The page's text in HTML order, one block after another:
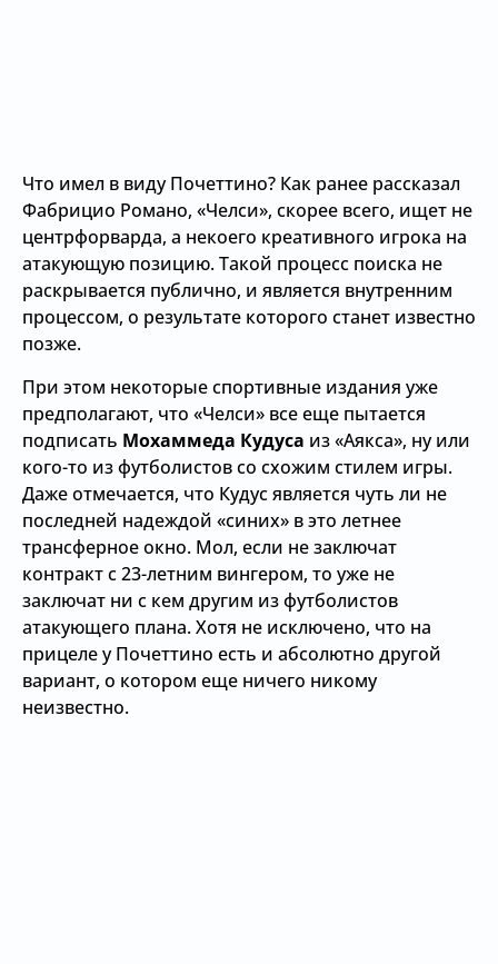
Что имел в виду Почеттино? Как ранее рассказал
Фабрицио Романо, «Челси», скорее всего, ищет не
центрфорварда, а некоего креативного игрока на
атакующую позицию. Такой процесс поиска не
раскрывается публично, и является внутренним
процессом, о результате которого станет известно
позже.
При этом некоторые спортивные издания уже
предполагают, что «Челси» все еще пытается
подписать Мохаммеда Кудуса из «Аякса», ну или
кого-то из футболистов со схожим стилем игры.
Даже отмечается, что Кудус является чуть ли не
последней надеждой «синих» в это летнее
трансферное окно. Мол, если не заключат
контракт с 23-летним вингером, то уже не
заключат ни с кем другим из футболистов
атакующего плана. Хотя не исключено, что на
прицеле у Почеттино есть и абсолютно другой
вариант, о котором еще ничего никому
неизвестно.